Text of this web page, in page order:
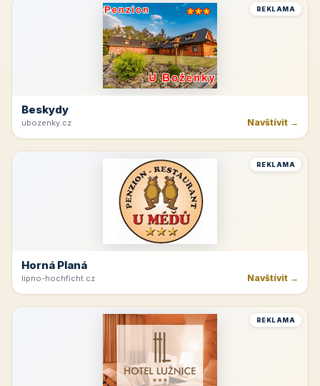
REKLAMA
Beskydy
ubozenky.cz Navštívit →
REKLAMA
Horná Planá
lipno-hochficht.cz Navštívit →
REKLAMA